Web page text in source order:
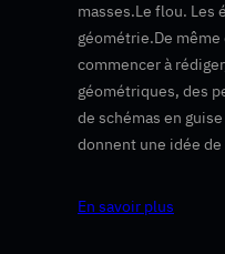
masses.Le flou. Les
géométrie.De même
commencer à
géométriques, des
de schémas en
donnent une idée de
En savoir plus